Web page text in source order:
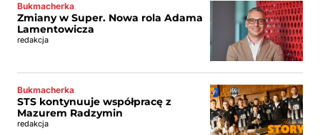
Bukmacherka
Zmiany w Super. Nowa rola Adama
Lamentowicza
redakcja
Bukmacherka
STS kontynuuje współpracę z
Mazurem Radzymin
redakcja